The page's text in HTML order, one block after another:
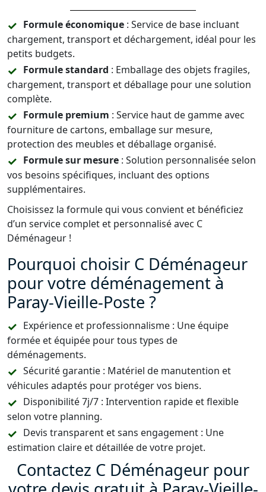
Formule économique : Service de base incluant
chargement, transport et déchargement, idéal pour les
petits budgets.
Formule standard : Emballage des objets fragiles,
chargement, transport et déballage pour une solution
complète.
Formule premium : Service haut de gamme avec
fourniture de cartons, emballage sur mesure,
protection des meubles et déballage organisé.
Formule sur mesure : Solution personnalisée selon
vos besoins spécifiques, incluant des options
supplémentaires.
Choisissez la formule qui vous convient et bénéficiez
d’un service complet et personnalisé avec C
Déménageur !
Pourquoi choisir C Déménageur
pour votre déménagement à
Paray-Vieille-Poste ?
Expérience et professionnalisme : Une équipe
formée et équipée pour tous types de
déménagements.
Sécurité garantie : Matériel de manutention et
véhicules adaptés pour protéger vos biens.
Disponibilité 7j/7 : Intervention rapide et flexible
selon votre planning.
Devis transparent et sans engagement : Une
estimation claire et détaillée de votre projet.
Contactez C Déménageur pour